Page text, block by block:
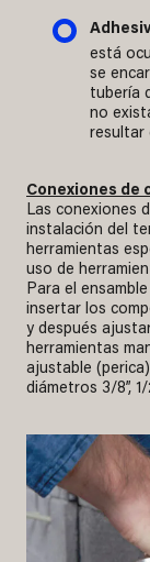
está
se
tubería
no
resultar
Conexiones de
Las conexiones
instalación del
herramientas
uso de
Para el
insertar los
y después
herramientas
ajustable
diámetros 3/8”, 1/